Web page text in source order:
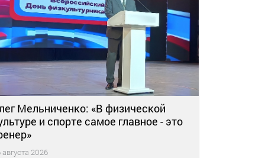
Мельниченко: «В физической
и спорте самое главное - это
2026